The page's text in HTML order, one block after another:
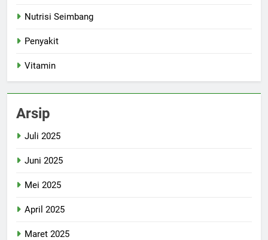
Nutrisi Seimbang
Penyakit
Vitamin
Arsip
Juli 2025
Juni 2025
Mei 2025
April 2025
Maret 2025